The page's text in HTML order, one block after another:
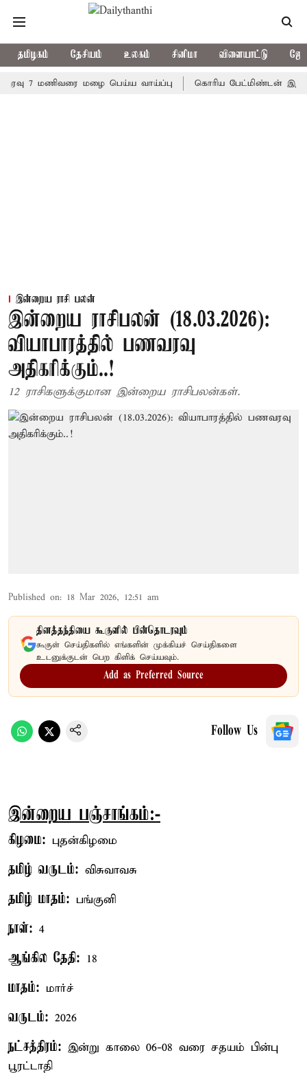
தமிழகம் தேசியம் உலகம் சினிமா விளையாட்டு
மணிவரை மழை பெய்ய வாய்ப்பு கொரிய பேட்மிண்டன் இறுதி
இன்றைய ராசி பலன்
இன்றைய ராசிபலன் (18.03.2026):
வியாபாரத்தில் பணவரவு
அதிகரிக்கும்..!
12 ராசிகளுக்குமான இன்றைய ராசிபலன்கள்.
Published on: 18 Mar 2026, 12:51 am
தினத்தந்தியை கூகுளில் பின்தொடரவும்
கூகுள் செய்திகளில் எங்களின் முக்கியச் செய்திகளை
உடனுக்குடன் பெற கிளிக் செய்யவும்.
Add as Preferred Source
Follow Us
இன்றைய பஞ்சாங்கம்:-
கிழமை: புதன்கிழமை
தமிழ் வருடம்: விசுவாவசு
தமிழ் மாதம்: பங்குனி
நாள்: 4
ஆங்கில தேதி: 18
மாதம்: மார்ச்
வருடம்: 2026
நட்சத்திரம்: இன்று காலை 06-08 வரை சதயம் பின்பு
பூரட்டாதி